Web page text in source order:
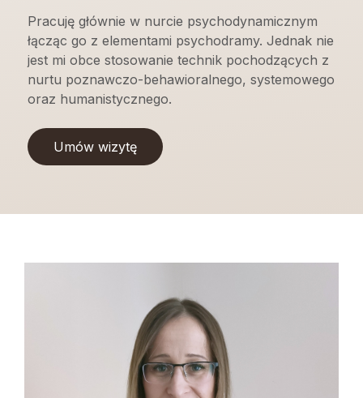
Pracuję głównie w nurcie psychodynamicznym
łącząc go z elementami psychodramy. Jednak nie
jest mi obce stosowanie technik pochodzących z
nurtu poznawczo-behawioralnego, systemowego
oraz humanistycznego.
Umów wizytę